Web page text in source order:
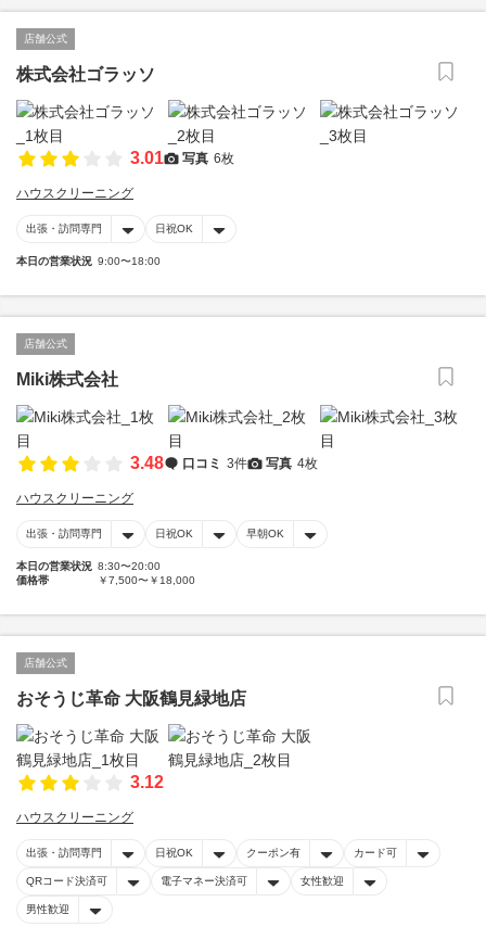
店舗公式
株式会社ゴラッソ
3.01 写真 6枚
ハウスクリーニング
出張・訪問専門 日祝OK
本日の営業状況 9:00〜18:00
店舗公式
Miki株式会社
3.48 口コミ 3件 写真 4枚
ハウスクリーニング
出張・訪問専門 日祝OK 早朝OK
本日の営業状況 8:30〜20:00
価格帯
￥7,500〜￥18,000
店舗公式
おそうじ革命 大阪鶴見緑地店
3.12
ハウスクリーニング
出張・訪問専門 日祝OK クーポン有 カード可
QRコード決済可 電子マネー決済可 女性歓迎
男性歓迎